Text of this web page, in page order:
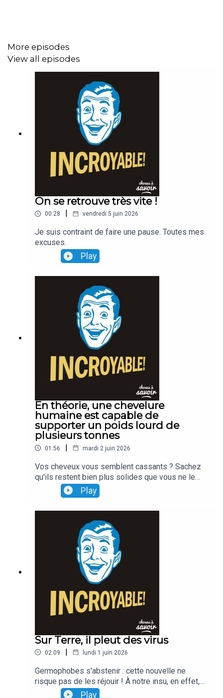
More episodes
View all episodes
On se retrouve très vite !
00:28 vendredi 5 juin 2026
Je suis contraint de faire une pause. Toutes mes
excuses.
Play
En théorie, une chevelure
humaine est capable de
supporter un poids lourd de
plusieurs tonnes
01:56 | mardi 2 juin 2026
Vos cheveux vous semblent cassants ? Sachez
qu'ils restent bien plus solides que vous ne le
croyez ! La preuve : à eux seuls, ils seraient en
mesure de (sup)porter un poids qui peut
Play
Sur Terre, il pleut des virus
02:09 | lundi 1 juin 2026
Germophobes s'abstenir : cette nouvelle ne
risque pas de les réjouir ! À notre insu, en effet,
chaque jour, ce seraient des millions de bactéries
Play